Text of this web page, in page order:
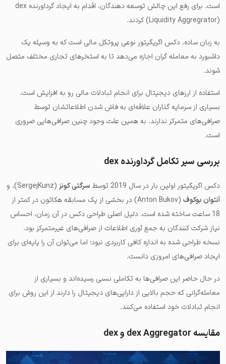
است. برای رفع این چالش توسعه دهندگان، اقدام به ایجاد گرداورنده dex
(Liquidity Aggregrator) کردند.
به زبان ساده، دکس اگریگیتور نوعی پروتکل مالی است که به وسیله یک
داشبورد به معامله گران اجازه می‌دهد تا به استخرهای تجاری مختلف متصل
شوند.
استفاده از ارزهای دیجیتال برای انجام تبادلات مالی رو به افزایش است.
بسیاری از سرمایه گذاران علاقه‌ای به فاش شدن اطلاعاتشان توسط
صرافی‌های متمرکز ندارند. به همین علت وجود چنین صرافی‌هایی ضروری
است.
بررسی سیر تکامل گرداورنده dex
دکس اگریگیتور اولین بار در سال 2019 توسط سرگئی کونز (SergejKunz)، و
آنتوان بوکوف
(Anton Bukov) در بخشی از یک مسابقه هکاتون در کمتر از
18 ساعت ساخته شده است. دلیل اصلی طراحی دکس در آن زمان، احساس
نیاز شرکت کنندگان به جمع آوری اطلاعات از صرافی‌های غیرمتمرکز بود.
نسخه طراحی شده به اندازه کافی کاربردی نبود؛ اما می‌توان آن را پایه‌ای برای
ایجاد صرافی‌های امروزی دانست.
در حال حاضر این صرافی‌ها به تکاملی نسبی رسیده‌اند و بسیاری از
معامله‌گرانی که حجم بالایی از دارایی‌های دیجیتال را دارند از این روش برای
انجام تبادلات خود استفاده می‌کنند.
مقایسه dex Aggregator و dex